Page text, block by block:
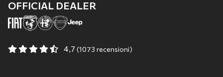
OFFICIAL DEALER
4,7 (1073 recensioni)